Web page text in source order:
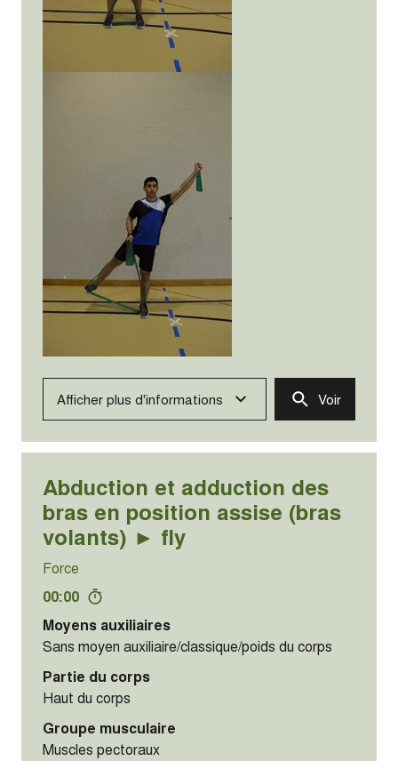
Afficher plus d'informations Voir
Abduction et adduction des
bras en position assise (bras
volants) ► fly
Force
00:00
Moyens auxiliaires
Sans moyen auxiliaire/classique/poids du corps
Partie du corps
Haut du corps
Groupe musculaire
Muscles pectoraux